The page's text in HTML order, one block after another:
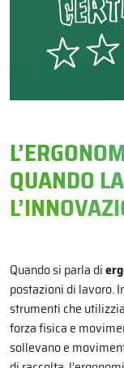
QUANDO
Quando si parla di
postazioni di lavoro.
strumenti che
forza fisica e
sollevano e